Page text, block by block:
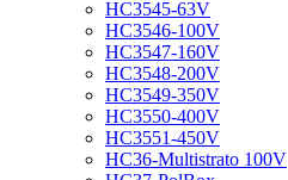
HC3545-63V
HC3546-100V
HC3547-160V
HC3548-200V
HC3549-350V
HC3550-400V
HC3551-450V
HC36-Multistrato 100V